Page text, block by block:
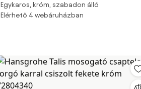
elzárószeleppel csiszolt fekete króm
72827340
Egykaros, króm, szabadon álló
Elérhető 4 webáruházban